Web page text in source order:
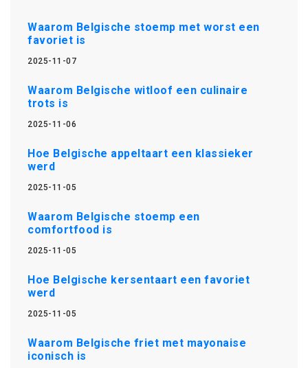
Waarom Belgische stoemp met worst een
favoriet is
2025-11-07
Waarom Belgische witloof een culinaire
trots is
2025-11-06
Hoe Belgische appeltaart een klassieker
werd
2025-11-05
Waarom Belgische stoemp een
comfortfood is
2025-11-05
Hoe Belgische kersentaart een favoriet
werd
2025-11-05
Waarom Belgische friet met mayonaise
iconisch is